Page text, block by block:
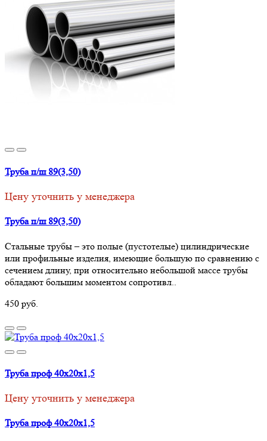
Труба п/ш 89(3,50)
Цену уточнить у менеджера
Труба п/ш 89(3,50)
Стальные трубы – это полые (пустотелые) цилиндрические
или профильные изделия, имеющие большую по сравнению с
сечением длину, при относительно небольшой массе трубы
обладают большим моментом сопротивл..
450 руб.
Труба проф 40х20х1,5
Цену уточнить у менеджера
Труба проф 40х20х1,5